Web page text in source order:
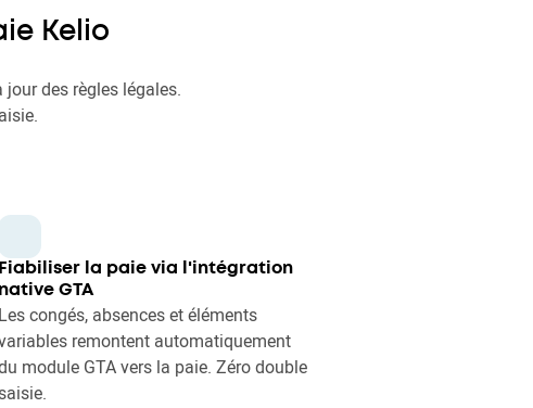
Kelio
des règles légales.
Fiabiliser la paie via l'intégration
native GTA
Les congés, absences et éléments
remontent automatiquement
module GTA vers la paie. Zéro double